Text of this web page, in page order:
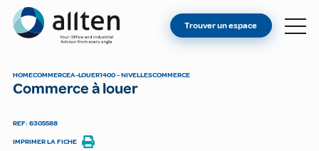
Allten
TROUVER UN ESPACE
CONTACT
Trouver un espace
HOMECOMMERCEA-LOUER1400 - NIVELLESCOMMERCE
Commerce à louer
REF: 6305588
IMPRIMER LA FICHE